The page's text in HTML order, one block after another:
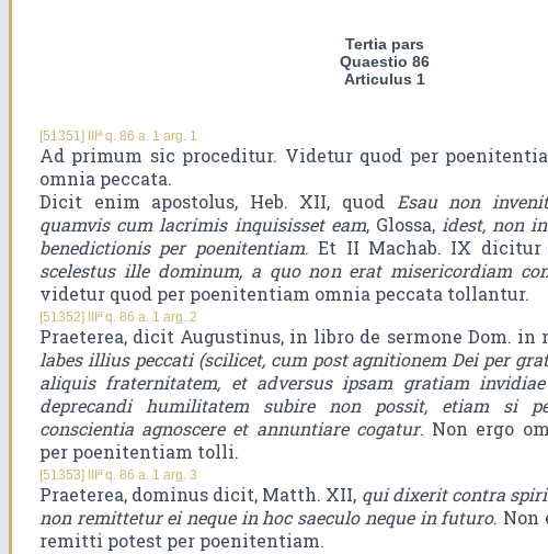
Tertia pars
Quaestio 86
Articulus 1
[51351] IIIª q. 86 a. 1 arg. 1
Ad primum sic proceditur. Videtur quod per
omnia peccata.
Dicit enim apostolus, Heb. XII, quod
Esau non
quamvis cum lacrimis inquisisset eam, Glossa, idest, non
benedictionis per poenitentiam. Et II Machab. IX dicitur
scelestus ille dominum, a quo non erat misericordiam
videtur quod per poenitentiam omnia peccata tollantur.
[51352] IIIª q. 86 a. 1 arg. 2
Praeterea, dicit Augustinus, in libro de sermone Dom. in
labes illius peccati (scilicet, cum post agnitionem Dei per
aliquis fraternitatem, et adversus ipsam gratiam
deprecandi humilitatem subire non possit, etiam si
conscientia agnoscere et annuntiare cogatur. Non ergo
per poenitentiam tolli.
[51353] IIIª q. 86 a. 1 arg. 3
Praeterea, dominus dicit, Matth. XII, qui dixerit contra
non remittetur ei neque in hoc saeculo neque in futuro. Non
remitti potest per poenitentiam.